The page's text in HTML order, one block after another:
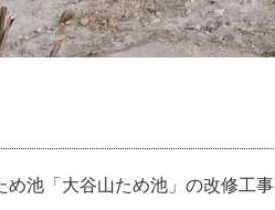
め池「大谷山ため池」の改修工事